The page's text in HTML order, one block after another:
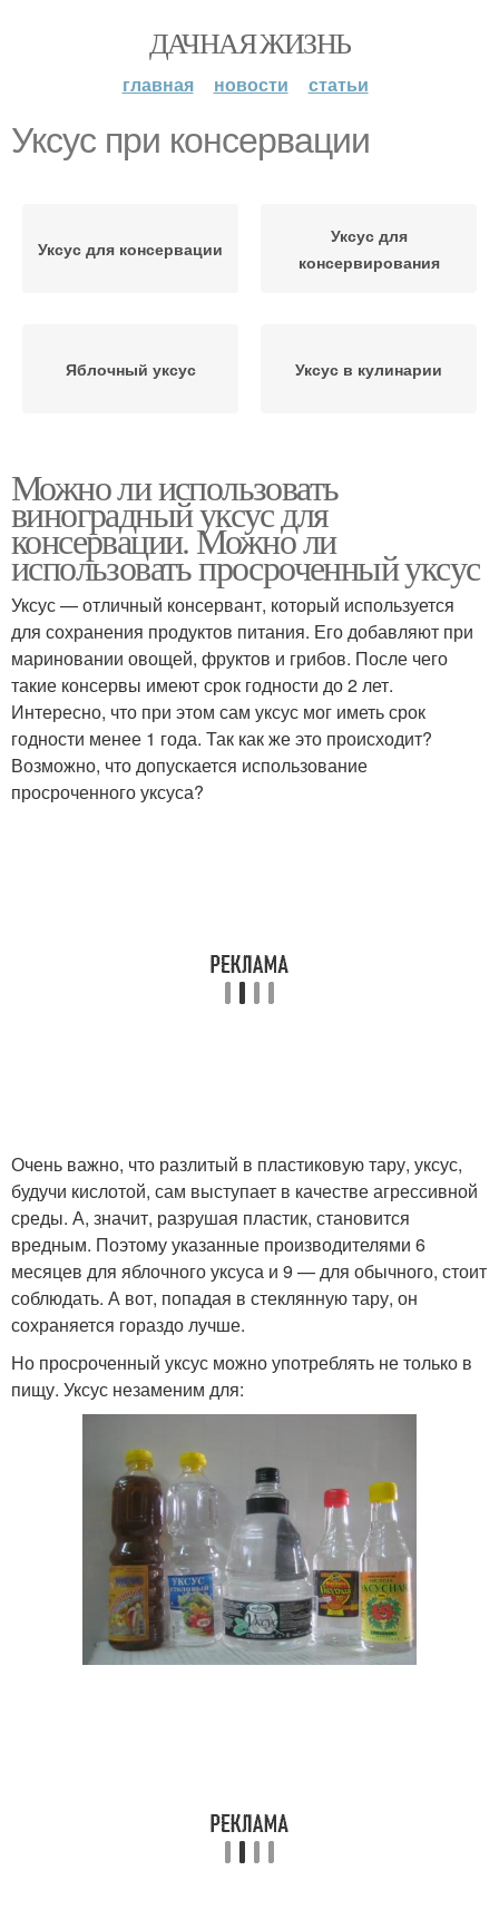
ДАЧНАЯ ЖИЗНЬ
главная новости статьи
Уксус при консервации
Уксус для консервации
Уксус для
консервирования
Яблочный уксус Уксус в кулинарии
Можно ли использовать
виноградный уксус для
консервации. Можно ли
использовать просроченный уксус
Уксус — отличный консервант, который используется
для сохранения продуктов питания. Его добавляют при
мариновании овощей, фруктов и грибов. После чего
такие консервы имеют срок годности до 2 лет.
Интересно, что при этом сам уксус мог иметь срок
годности менее 1 года. Так как же это происходит?
Возможно, что допускается использование
просроченного уксуса?
Очень важно, что разлитый в пластиковую тару, уксус,
будучи кислотой, сам выступает в качестве агрессивной
среды. А, значит, разрушая пластик, становится
вредным. Поэтому указанные производителями 6
месяцев для яблочного уксуса и 9 — для обычного, стоит
соблюдать. А вот, попадая в стеклянную тару, он
сохраняется гораздо лучше.
Но просроченный уксус можно употреблять не только в
пищу. Уксус незаменим для: